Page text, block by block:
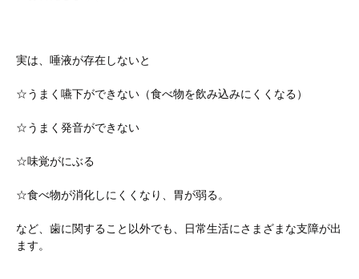
実は、唾液が存在しないと
☆うまく嚥下ができない（食べ物を飲み込みにくくなる）
☆うまく発音ができない
☆味覚がにぶる
☆食べ物が消化しにくくなり、胃が弱る。
など、歯に関すること以外でも、日常生活にさまざまな支障が出
ます。